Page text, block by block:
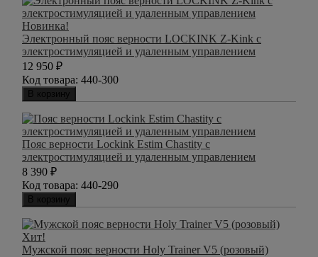
Новинка!
Электронный пояс верности LOCKINK Z-Kink с
электростимуляцией и удаленным управлением
12 950 ₽
Код товара: 440-300
В корзину
Пояс верности Lockink Estim Chastity с
электростимуляцией и удаленным управлением
8 390 ₽
Код товара: 440-290
В корзину
Хит!
Мужской пояс верности Holy Trainer V5 (розовый)